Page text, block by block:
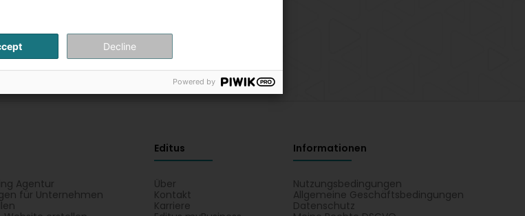
Agentur
für Unternehmen
Editus
Über
Kontakt
Karriere
Informationen
Nutzungsbedingungen
Allgemeine Geschäftsbedingungen
Datenschutz
Decline
Powered by